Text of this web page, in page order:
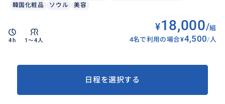
韓国化粧品
ソウル 美容
4h 1〜4人
¥18,000/組
4名で利用の場合¥4,500/ 人
日程を選択する